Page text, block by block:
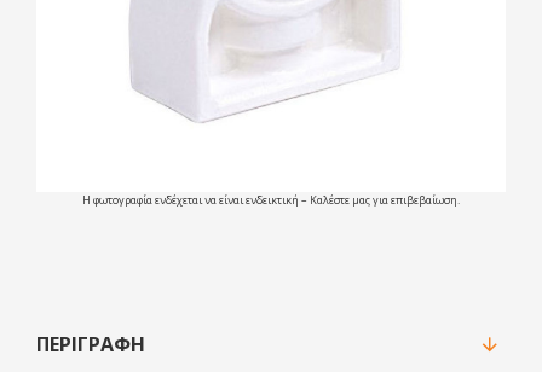
Η φωτογραφία ενδέχεται να είναι ενδεικτική – Καλέστε μας για επιβεβαίωση.
ΠΕΡΙΓΡΑΦΉ